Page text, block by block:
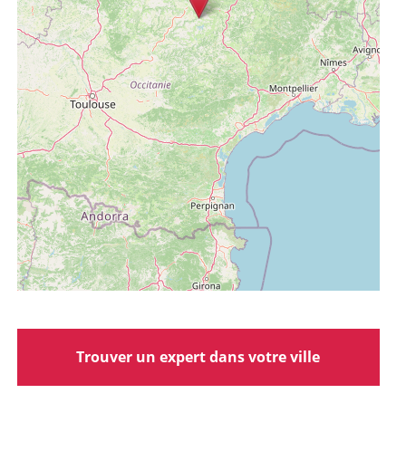
Trouver un expert dans votre ville